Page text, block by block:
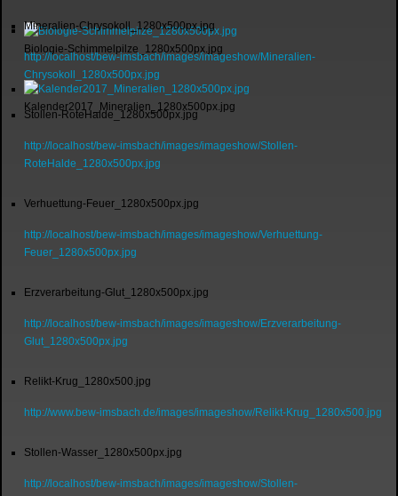
Biologie-Schimmelpilze_1280x500px.jpg
Kalender2017_Mineralien_1280x500px.jpg
Mineralien-Chrysokoll_1280x500px.jpg
http://localhost/bew-imsbach/images/imageshow/Mineralien-
Chrysokoll_1280x500px.jpg
Stollen-RoteHalde_1280x500px.jpg
http://localhost/bew-imsbach/images/imageshow/Stollen-
RoteHalde_1280x500px.jpg
Verhuettung-Feuer_1280x500px.jpg
http://localhost/bew-imsbach/images/imageshow/Verhuettung-
Feuer_1280x500px.jpg
Erzverarbeitung-Glut_1280x500px.jpg
http://localhost/bew-imsbach/images/imageshow/Erzverarbeitung-
Glut_1280x500px.jpg
Relikt-Krug_1280x500.jpg
http://www.bew-imsbach.de/images/imageshow/Relikt-Krug_1280x500.jpg
Stollen-Wasser_1280x500px.jpg
http://localhost/bew-imsbach/images/imageshow/Stollen-